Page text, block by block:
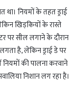
था। नियमों के तहत ड्राई
खिड़कियों के रास्ते
पर सील लगाने के दौरान
है, लेकिन ड्राई डे पर
की पालना करवाने
निशान लग रहा है।